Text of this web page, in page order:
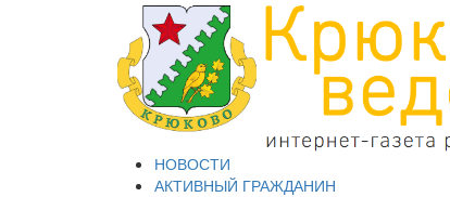
НОВОСТИ
АКТИВНЫЙ ГРАЖДАНИН